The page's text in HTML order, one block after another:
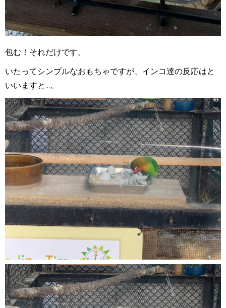
包む！それだけです。
いたってシンプルなおもちゃですが、インコ達の反応はと
いいますと...。